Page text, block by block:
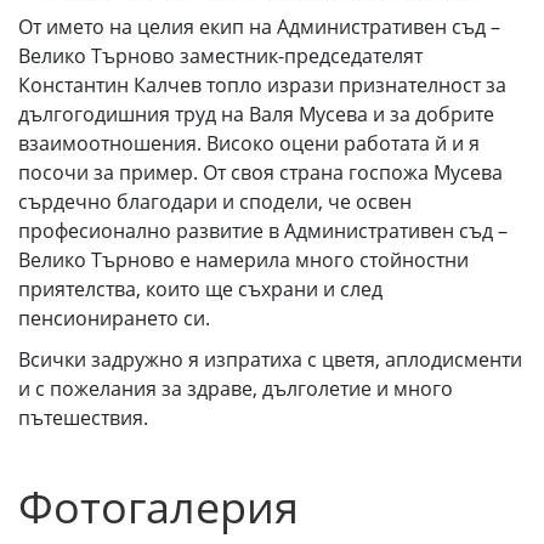
От името на целия екип на Административен съд –
Велико Търново заместник-председателят
Константин Калчев топло изрази признателност за
дългогодишния труд на Валя Мусева и за добрите
взаимоотношения. Високо оцени работата й и я
посочи за пример. От своя страна госпожа Мусева
сърдечно благодари и сподели, че освен
професионално развитие в Административен съд –
Велико Търново е намерила много стойностни
приятелства, които ще съхрани и след
пенсионирането си.
Всички задружно я изпратиха с цветя, аплодисменти
и с пожелания за здраве, дълголетие и много
пътешествия.
Фотогалерия